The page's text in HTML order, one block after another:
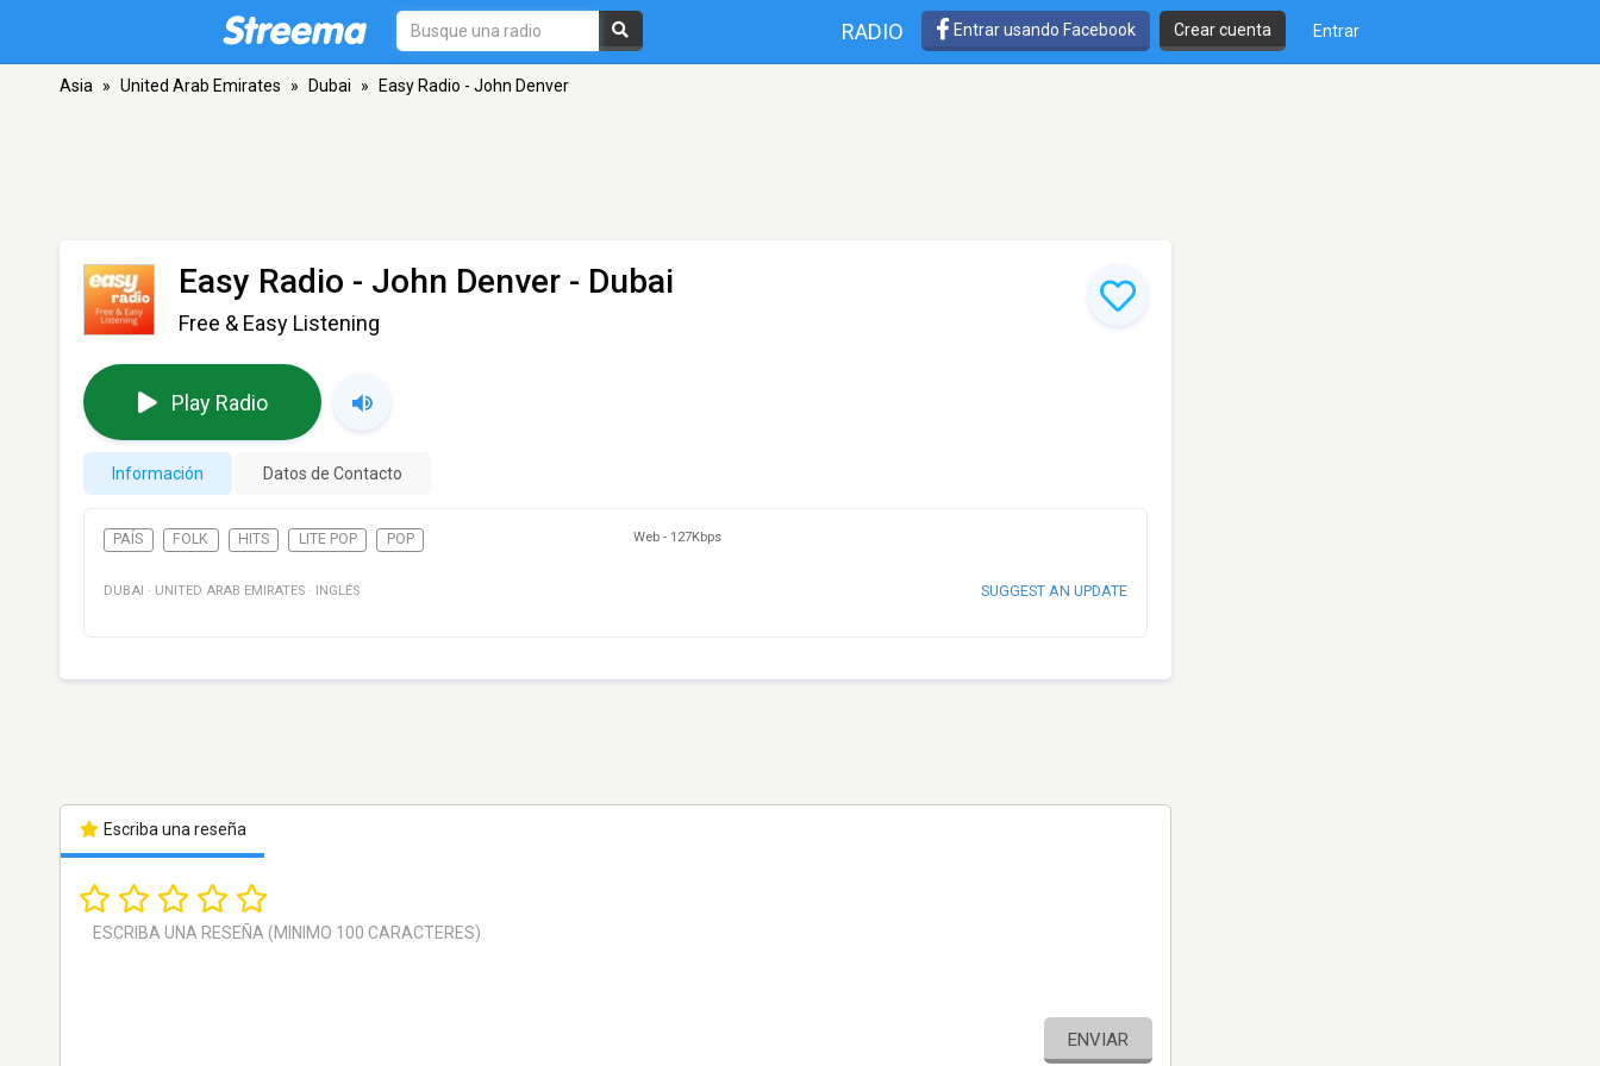
RADIO Entrar usando Facebook Crear cuenta Entrar
Asia » United Arab Emirates » Dubai » Easy Radio - John Denver
Easy Radio - John Denver - Dubai
Free & Easy Listening
Play Radio
Información Datos de Contacto
PAÍS FOLK HITS LITE POP POP Web - 127Kbps
DUBAI · UNITED ARAB EMIRATES · INGLÉS SUGGEST AN UPDATE
Escriba una reseña
ENVIAR